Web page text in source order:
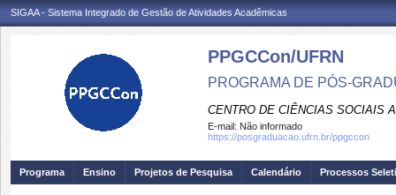
SIGAA - Sistema Integrado de Gestão de Atividades Acadêmicas
PPGCCon/UFRN
PROGRAMA DE PÓS-
CENTRO DE CIÊNCIAS SOCIAIS
E-mail: Não informado
https://posgraduacao.ufrn.br/ppgccon
Programa Ensino Projetos de Pesquisa Calendário Processos